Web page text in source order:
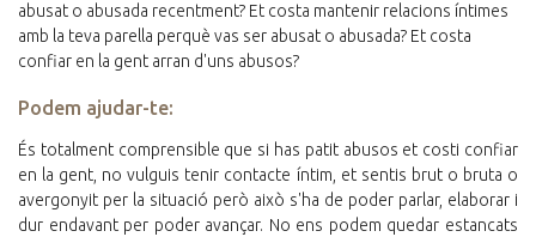
abusat o abusada recentment? Et costa mantenir relacions íntimes
amb la teva parella perquè vas ser abusat o abusada? Et costa
confiar en la gent arran d'uns abusos?
Podem ajudar-te:
És totalment comprensible que si has patit abusos et costi confiar
en la gent, no vulguis tenir contacte íntim, et sentis brut o bruta o
avergonyit per la situació però això s'ha de poder parlar, elaborar i
dur endavant per poder avançar. No ens podem quedar estancats